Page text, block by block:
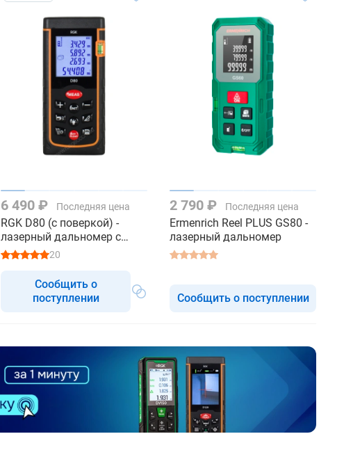
6 490 ₽ Последняя цена
RGK D80 (с поверкой) -
лазерный дальномер с
красным лучом
20
Сообщить о
поступлении
2 790 ₽ Последняя цена
Ermenrich Reel PLUS GS80 -
лазерный дальномер
Сообщить о поступлении